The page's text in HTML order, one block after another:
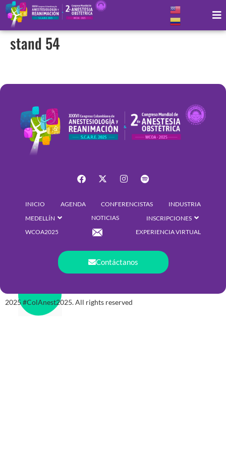
stand 54
INICIO AGENDA CONFERENCISTAS INDUSTRIA
MEDELLÍN NOTICIAS INSCRIPCIONES
WCOA2025 EXPERIENCIA VIRTUAL
Contáctanos
2025 #ColAnest2025. All rights reserved